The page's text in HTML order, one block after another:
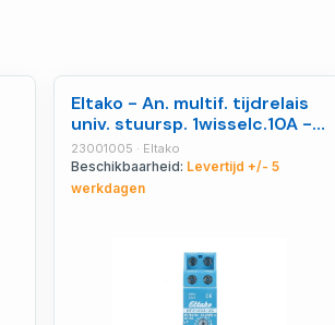
Eltako - An. multif. tijdrelais
univ. stuursp. 1wisselc.10A -
23001005
23001005 · Eltako
Beschikbaarheid: Levertijd +/- 5
werkdagen